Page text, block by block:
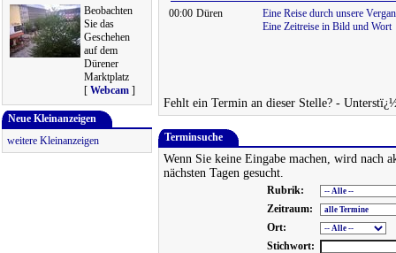
Beobachten
Sie das
Geschehen
auf dem
Dürener
Marktplatz
[ Webcam ]
Neue Kleinanzeigen
weitere Kleinanzeigen
00:00 Düren
Eine Reise durch unsere
Eine Zeitreise in Bild und Wort
Fehlt ein Termin an dieser Stelle? -
Terminsuche
Wenn Sie keine Eingabe machen, wird nach
nächsten Tagen gesucht.
Rubrik:
Zeitraum:
Ort:
Stichwort: